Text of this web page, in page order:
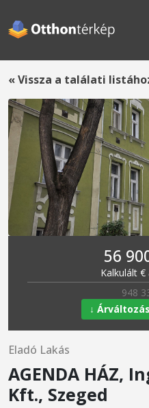
« Vissza a találati
56
Kalkulált €
948
↓
Eladó Lakás
AGENDA HÁZ,
Kft., Szeged